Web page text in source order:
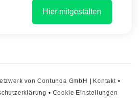
Hier mitgestalten
von Contunda GmbH Kontakt•
• Cookie Einstellungen